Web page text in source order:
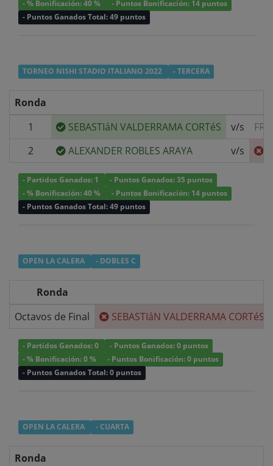
- % Bonificación: 40 %
- Puntos Bonificación: 14 puntos
- Puntos Ganados Total: 49 puntos
TORNEO NISHI STADIO ITALIANO 2022 - TERCERA
Ronda
1
SEBASTIáN VALDERRAMA CORTéS v/s
2
ALEXANDER ROBLES ARAYA v/s
- Partidos Ganados: 1
- Puntos Ganados: 35 puntos
- % Bonificación: 40 %
- Puntos Bonificación: 14 puntos
- Puntos Ganados Total: 49 puntos
OPEN LA CALERA - DOBLES C
Ronda
Octavos de Final
SEBASTIáN VALDERRAMA CORTéS
- Partidos Ganados: 0
- Puntos Ganados: 0 puntos
- % Bonificación: 0 %
- Puntos Bonificación: 0 puntos
- Puntos Ganados Total: 0 puntos
OPEN LA CALERA - CUARTA
Ronda